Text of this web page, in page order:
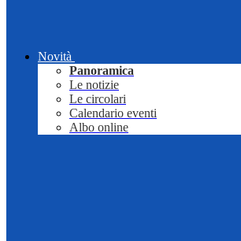
Novità
Panoramica
Le notizie
Le circolari
Calendario eventi
Albo online